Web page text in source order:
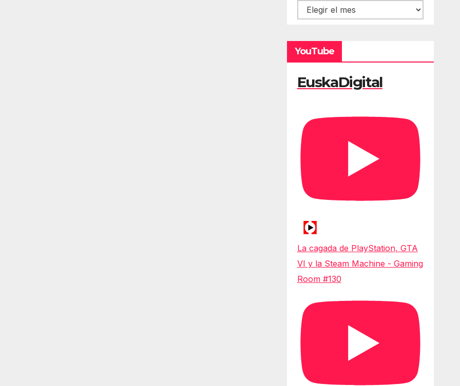
Hemeroteca
YouTube
EuskaDigital
La cagada de PlayStation, GTA
VI y la Steam Machine - Gaming
Room #130